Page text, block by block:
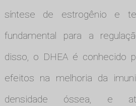
síntese de estrogênio e
fundamental para a
disso, o DHEA é conhecido
efeitos na melhoria da
densidade óssea, e